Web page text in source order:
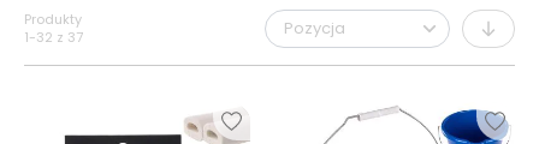
Produkty
1-32 z 37